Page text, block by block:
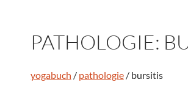
PATHOLOGIE:
yogabuch / pathologie/ bursitis